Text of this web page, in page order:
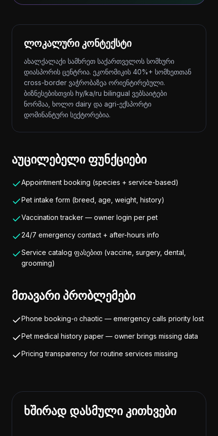
ლოკალური კონტექსტი
ახალქალაქი სამხრეთ საქართველოს სომხური
დიასპორის ცენტრია. ეკონომიკის 40%+ სომხეთთან
cross-border ვაჭრობაზეა ორიენტირებული.
ბიზნესებისთვის hy/ka/ru bilingual ვებსაიტები
ნორმაა, ხოლო dairy და agri-ექსპორტი
დომინანტური სექტორებია.
აუცილებელი ფუნქციები
Appointment booking (species + service-based)
Pet intake form (breed, age, weight, history)
Vaccination tracker — owner login per pet
24/7 emergency contact + after-hours info
Service catalog ფასებით (vaccine, surgery, dental,
grooming)
მთავარი პრობლემები
Phone booking-ი chaotic — emergency calls priority lost
Pet medical history paper — owner brings missing data
Pricing transparency for routine services missing
ხშირად დასმული კითხვები